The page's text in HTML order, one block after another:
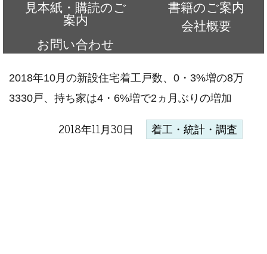
見本紙・購読のご
案内
書籍のご案内
会社概要
お問い合わせ
2018年10月の新設住宅着工戸数、0・3%増の8万
3330戸、持ち家は4・6%増で2ヵ月ぶりの増加
2018年11月30日 着工・統計・調査